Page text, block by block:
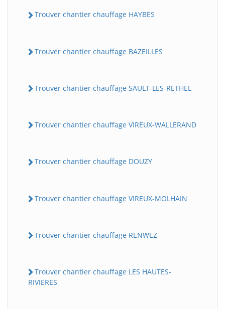
Trouver chantier chauffage HAYBES
Trouver chantier chauffage BAZEILLES
Trouver chantier chauffage SAULT-LES-RETHEL
Trouver chantier chauffage VIREUX-WALLERAND
Trouver chantier chauffage DOUZY
Trouver chantier chauffage VIREUX-MOLHAIN
Trouver chantier chauffage RENWEZ
Trouver chantier chauffage LES HAUTES-
RIVIERES